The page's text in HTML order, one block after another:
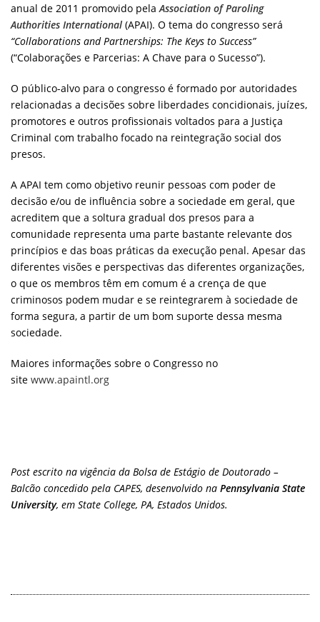
anual de 2011 promovido pelaAssociation of Paroling
Authorities International (APAI). O tema do congresso será
“Collaborations and Partnerships: The Keys to Success”
(“Colaborações e Parcerias: A Chave para o Sucesso”).
O público-alvo para o congresso é formado por autoridades
relacionadas a decisões sobre liberdades concidionais, juízes,
promotores e outros profissionais voltados para a Justiça
Criminal com trabalho focado na reintegração social dos
presos.
A APAI tem como objetivo reunir pessoas com poder de
decisão e/ou de influência sobre a sociedade em geral, que
acreditem que a soltura gradual dos presos para a
comunidade representa uma parte bastante relevante dos
princípios e das boas práticas da execução penal. Apesar das
diferentes visões e perspectivas das diferentes organizações,
o que os membros têm em comum é a crença de que
criminosos podem mudar e se reintegrarem à sociedade de
forma segura, a partir de um bom suporte dessa mesma
sociedade.
Maiores informações sobre o Congresso no
site www.apaintl.org
Post escrito na vigência da Bolsa de Estágio de Doutorado –
Balcão concedido pela CAPES, desenvolvido na Pennsylvania State
University, em State College, PA, Estados Unidos.